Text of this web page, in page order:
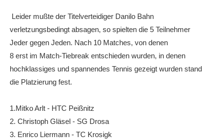
Trainingszeiten
Platz buchen
Kinder- und Jugendtraining
Anhalt Open Senioren
4-Städte-Turnier
Leider mußte der Titelverteidiger Danilo Bahn
verletzungsbedingt absagen, so spielten die 5 Teilnehmer
Jeder gegen Jeden. Nach 10 Matches, von denen
8 erst im Match-Tiebreak entschieden wurden, in denen
hochklassiges und spannendes Tennis gezeigt wurden stand
die Platzierung fest.
1.Mitko Arlt - HTC Peißnitz
2. Christoph Gläsel - SG Drosa
3. Enrico Liermann - TC Krosigk